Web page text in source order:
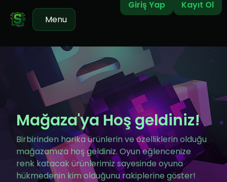
Giriş Yap
Kayıt Ol
Menu
Mağaza'ya Hoş geldiniz!
Birbirinden harika ürünlerin ve özelliklerin olduğu
mağazamıza hoş geldiniz. Oyun eğlencenize
renk katacak ürünlerimiz sayesinde oyuna
hükmedenin kim olduğunu rakiplerine göster!